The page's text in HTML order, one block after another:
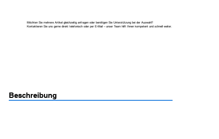
Möchten Sie mehrere Artikel gleichzeitig anfragen oder benötigen Sie Unterstützung bei der Auswahl?
Kontaktieren Sie uns gerne direkt telefonisch oder per E-Mail – unser Team hilft Ihnen kompetent und schnell weiter.
Beschreibung